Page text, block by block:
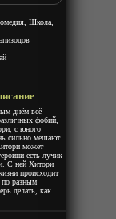
Lifestyle
Школа,
днём всё
фобий,
с юного
сильно мешают
может
есть лучик
С ней Хитори
происходит
по разным
делать, как